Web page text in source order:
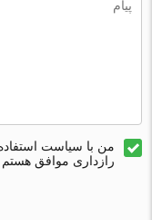
من با سیاست
رازداری موافق هستم